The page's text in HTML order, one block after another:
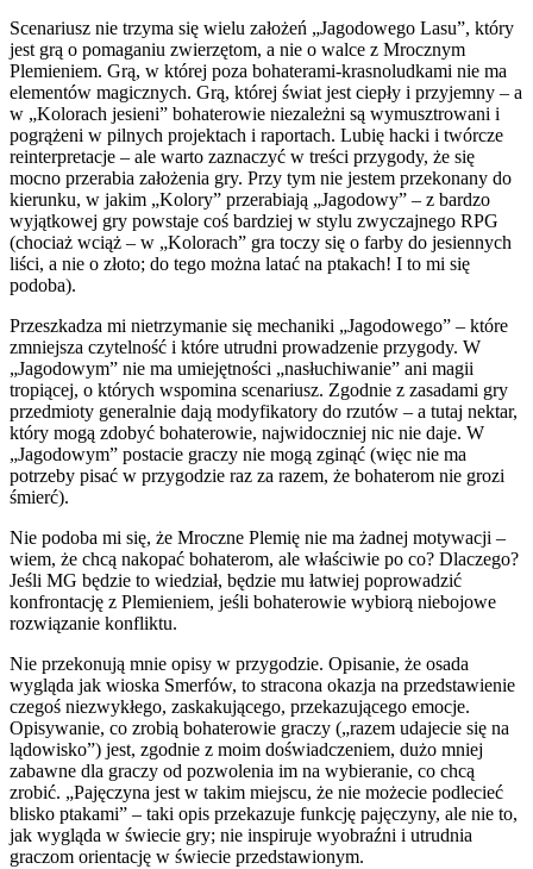
Scenariusz nie trzyma się wielu założeń „Jagodowego Lasu”, który
jest grą o pomaganiu zwierzętom, a nie o walce z Mrocznym
Plemieniem. Grą, w której poza bohaterami-krasnoludkami nie ma
elementów magicznych. Grą, której świat jest ciepły i przyjemny – a
w „Kolorach jesieni” bohaterowie niezależni są wymusztrowani i
pogrążeni w pilnych projektach i raportach. Lubię hacki i twórcze
reinterpretacje – ale warto zaznaczyć w treści przygody, że się
mocno przerabia założenia gry. Przy tym nie jestem przekonany do
kierunku, w jakim „Kolory” przerabiają „Jagodowy” – z bardzo
wyjątkowej gry powstaje coś bardziej w stylu zwyczajnego RPG
(chociaż wciąż – w „Kolorach” gra toczy się o farby do jesiennych
liści, a nie o złoto; do tego można latać na ptakach! I to mi się
podoba).
Przeszkadza mi nietrzymanie się mechaniki „Jagodowego” – które
zmniejsza czytelność i które utrudni prowadzenie przygody. W
„Jagodowym” nie ma umiejętności „nasłuchiwanie” ani magii
tropiącej, o których wspomina scenariusz. Zgodnie z zasadami gry
przedmioty generalnie dają modyfikatory do rzutów – a tutaj nektar,
który mogą zdobyć bohaterowie, najwidoczniej nic nie daje. W
„Jagodowym” postacie graczy nie mogą zginąć (więc nie ma
potrzeby pisać w przygodzie raz za razem, że bohaterom nie grozi
śmierć).
Nie podoba mi się, że Mroczne Plemię nie ma żadnej motywacji –
wiem, że chcą nakopać bohaterom, ale właściwie po co? Dlaczego?
Jeśli MG będzie to wiedział, będzie mu łatwiej poprowadzić
konfrontację z Plemieniem, jeśli bohaterowie wybiorą niebojowe
rozwiązanie konfliktu.
Nie przekonują mnie opisy w przygodzie. Opisanie, że osada
wygląda jak wioska Smerfów, to stracona okazja na przedstawienie
czegoś niezwykłego, zaskakującego, przekazującego emocje.
Opisywanie, co zrobią bohaterowie graczy („razem udajecie się na
lądowisko”) jest, zgodnie z moim doświadczeniem, dużo mniej
zabawne dla graczy od pozwolenia im na wybieranie, co chcą
zrobić. „Pajęczyna jest w takim miejscu, że nie możecie podlecieć
blisko ptakami” – taki opis przekazuje funkcję pajęczyny, ale nie to,
jak wygląda w świecie gry; nie inspiruje wyobraźni i utrudnia
graczom orientację w świecie przedstawionym.